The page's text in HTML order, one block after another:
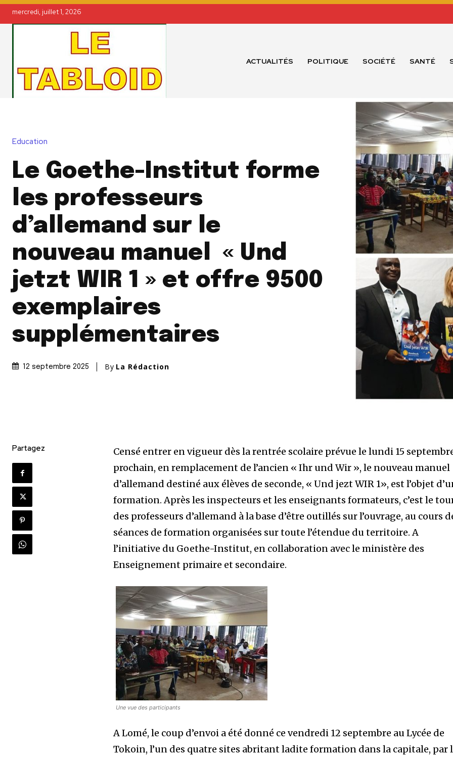
mercredi, juillet 1, 2026
ACTUALITÉS POLITIQUE SOCIÉTÉ SANTÉ
Education
Le Goethe-Institut forme
les professeurs
d’allemand sur le
nouveau manuel « Und
jetzt WIR 1 » et offre 9500
exemplaires
supplémentaires
12 septembre 2025 By La Rédaction
Partagez
Censé entrer en vigueur dès la rentrée scolaire prévue le lundi 15
prochain, en remplacement de l’ancien « Ihr und Wir », le nouveau manuel
d’allemand destiné aux élèves de seconde, « Und jezt WIR 1», est l’objet
formation. Après les inspecteurs et les enseignants formateurs, c’est le
des professeurs d’allemand à la base d’être outillés sur l’ouvrage, au cours
séances de formation organisées sur toute l’étendue du territoire. A
l’initiative du Goethe-Institut, en collaboration avec le ministère des
Enseignement primaire et secondaire.
Une vue des participants
A Lomé, le coup d’envoi a été donné ce vendredi 12 septembre au Lycée de
Tokoin, l’un des quatre sites abritant ladite formation dans la capitale, par